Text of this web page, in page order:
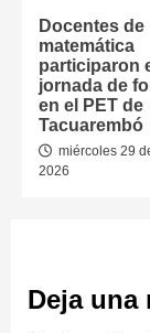
Docentes de
matemática
participaron
jornada de
en el PET de
Tacuarembó
miércoles 29
2026
Deja una